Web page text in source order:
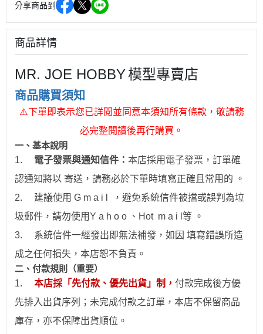
分享商品到
商品詳情
MR. JOE HOBBY模型專賣店
商品購買須知
⚠下單即表示您已詳閱並同意本須知所有條款，敬請務
必完整閱讀後再行購買。
一、 基本說明
1.
電子發票與通知信件： 本店採用電子發票，訂單確
認通知將以 寄送，請務必於下單時填寫正確且常用的 。
2.
建議使用 G m a i l ，避免系統信件被擋或誤判為垃
圾郵件，請勿使用Y a h o o 、Hot m a i l 等 。
3.
系統信件一經發出即無法補發，如因 填寫錯誤所造
成之任何損失，本店恕不負責。
二、付款規則（重要）
1.
本店採「先付款、優先出貨」制， 付款完成後方優
先排入出貨序列；未完成付款之訂單，本店不保留商品
庫存，亦不保障出貨順位。